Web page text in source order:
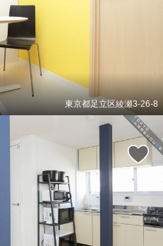
東京都足立区綾瀬3-26-8